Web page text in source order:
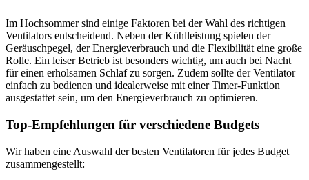
Im Hochsommer sind einige Faktoren bei der Wahl des richtigen
Ventilators entscheidend. Neben der Kühlleistung spielen der
Geräuschpegel, der Energieverbrauch und die Flexibilität eine große
Rolle. Ein leiser Betrieb ist besonders wichtig, um auch bei Nacht
für einen erholsamen Schlaf zu sorgen. Zudem sollte der Ventilator
einfach zu bedienen und idealerweise mit einer Timer-Funktion
ausgestattet sein, um den Energieverbrauch zu optimieren.
Top-Empfehlungen für verschiedene Budgets
Wir haben eine Auswahl der besten Ventilatoren für jedes Budget
zusammengestellt: